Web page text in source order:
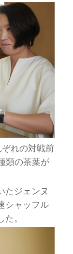
れの対戦前
類の茶葉が
たジェンヌ
シャッフル
。